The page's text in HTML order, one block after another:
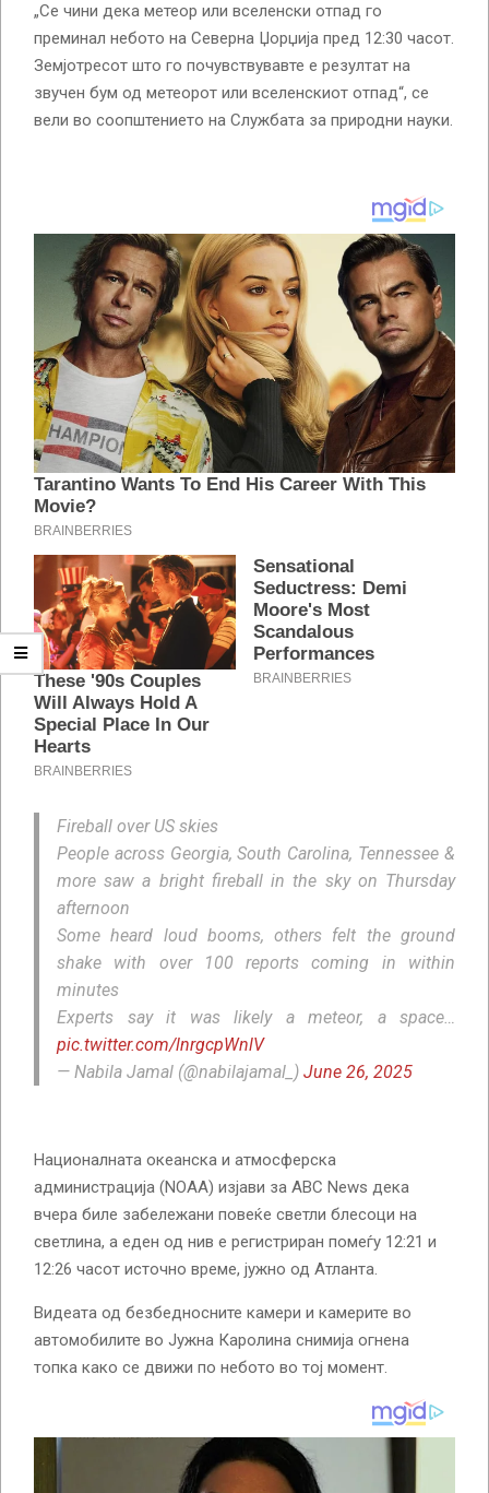
„Се чини дека метеор или вселенски отпад го
преминал небото на Северна Џорџија пред 12:30 часот.
Земјотресот што го почувствувавте е резултат на
звучен бум од метеорот или вселенскиот отпад“, се
вели во соопштението на Службата за природни науки.
Fireball over US skies
People across Georgia, South Carolina, Tennessee &
more saw a bright fireball in the sky on Thursday
afternoon
Some heard loud booms, others felt the ground
shake with over 100 reports coming in within
minutes
Experts say it was likely a meteor, a space…
pic.twitter.com/lnrgcpWnlV
— Nabila Jamal (@nabilajamal_) June 26, 2025
Националната океанска и атмосферска
администрација (NOAA) изјави за ABC News дека
вчера биле забележани повеќе светли блесоци на
светлина, а еден од нив е регистриран помеѓу 12:21 и
12:26 часот источно време, јужно од Атланта.
Видеата од безбедносните камери и камерите во
автомобилите во Јужна Каролина снимија огнена
топка како се движи по небото во тој момент.